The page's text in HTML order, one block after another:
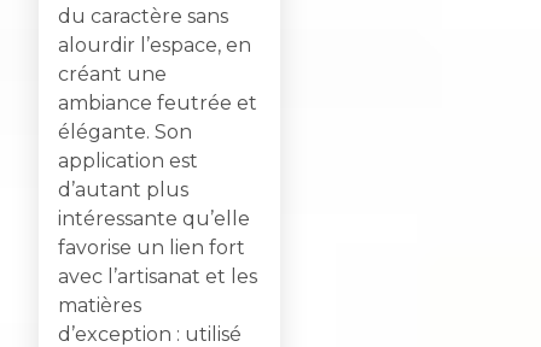
du caractère sans
alourdir l’espace, en
créant une
ambiance feutrée et
élégante. Son
application est
d’autant plus
intéressante qu’elle
favorise un lien fort
avec l’artisanat et les
matières
d’exception : utilisé